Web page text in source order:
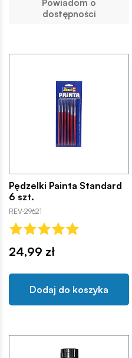
Powiadom o
dostępności
Pędzelki Painta Standard
6 szt.
REV-29621
24,99 zł
Dodaj do koszyka